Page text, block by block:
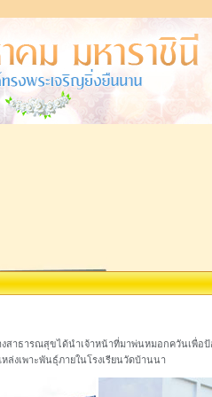
าธารณสุขได้นำเจ้าหน้าที่มาพ่นหมอกควันเพื่อป้
ล่งเพาะพันธุ์ภายในโรงเรียนวัดบ้านนา